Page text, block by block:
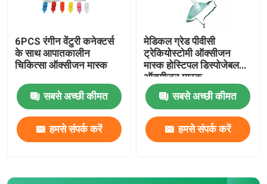
6PCS रंगीन वेंटुरी कनेक्टर्स
के साथ आपातकालीन
चिकित्सा ऑक्सीजन मास्क
सबसे अच्छी कीमत
हमसे संपर्क करें
मेडिकल ग्रेड पीवीसी
ट्रेकियोस्टोमी ऑक्सीजन
मास्क होस्टिपल डिस्पोजेबल
ऑक्सीजन मास्क
सबसे अच्छी कीमत
हमसे संपर्क करें